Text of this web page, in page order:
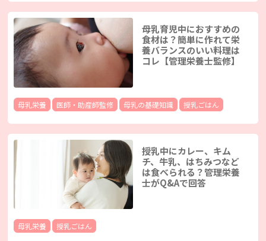
母乳育児中におすすめの
食材は？簡単に作れて栄
養バランスのいい料理は
コレ【管理栄養士監修】
母乳栄養 医師・助産師監修 母乳の基礎知識 授乳ごはん
授乳中にカレー、キム
チ、牛乳、はちみつなど
は食べられる？管理栄養
士がQ&Aで回答
母乳栄養 授乳ごはん